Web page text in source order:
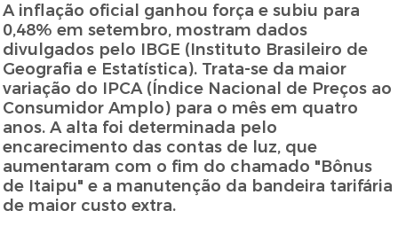
A inflação oficial ganhou força e subiu para
0,48% em setembro, mostram dados
divulgados pelo IBGE (Instituto Brasileiro de
Geografia e Estatística). Trata-se da maior
variação do IPCA (Índice Nacional de Preços ao
Consumidor Amplo) para o mês em quatro
anos. A alta foi determinada pelo
encarecimento das contas de luz, que
aumentaram com o fim do chamado "Bônus
de Itaipu" e a manutenção da bandeira tarifária
de maior custo extra.